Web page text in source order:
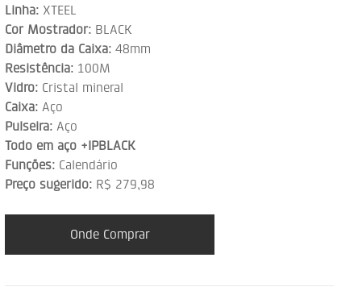
Linha: XTEEL
Cor Mostrador: BLACK
Diâmetro da Caixa: 48mm
Resistência: 100M
Vidro: Cristal mineral
Caixa: Aço
Pulseira: Aço
Todo em aço +IPBLACK
Funções: Calendário
Preço sugerido: R$ 279,98
Onde Comprar